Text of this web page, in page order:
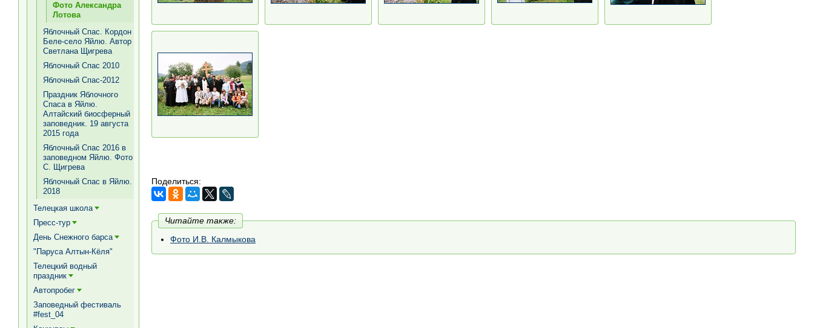
Поделиться:
Читайте также:
Фото И.В. Калмыкова
Фото Александра
Лотова
Яблочный Спас. Кордон
Беле-село Яйлю. Автор
Светлана Щигрева
Яблочный Спас 2010
Яблочный Спас-2012
Праздник Яблочного
Спаса в Яйлю.
Алтайский биосферный
заповедник. 19 августа
2015 года
Яблочный Спас 2016 в
заповедном Яйлю. Фото
С. Щигрева
Яблочный Спас в Яйлю.
2018
Телецкая школа
Пресс-тур
День Снежного барса
"Паруса Алтын-Кёля"
Телецкий водный
праздник
Автопробег
Заповедный фестиваль
#fest_04